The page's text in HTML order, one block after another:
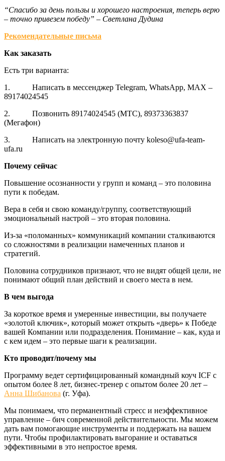
“Спасибо за день пользы и хорошего настроения, теперь верю
– точно привезем победу” – Светлана Дудина
Рекомендательные письма
Как заказать
Есть три варианта:
1. Написать в мессенджер Telegram, WhatsApp, MAX –
89174024545
2. Позвонить 89174024545 (МТС), 89373363837
(Мегафон)
3. Написать на электронную почту koleso@ufa-team-
ufa.ru
Почему сейчас
Повышение осознанности у групп и команд – это половина
пути к победам.
Вера в себя и свою команду/группу, соответствующий
эмоциональный настрой – это вторая половина.
Из-за «поломанных» коммуникаций компании сталкиваются
со сложностями в реализации намеченных планов и
стратегий.
Половина сотрудников признают, что не видят общей цели, не
понимают общий план действий и своего места в нем.
В чем выгода
За короткое время и умеренные инвестиции, вы получаете
«золотой ключик», который может открыть «дверь» к Победе
вашей Компании или подразделения. Понимание – как, куда и
с кем идем – это первые шаги к реализации.
Кто проводит/почему мы
Программу ведет сертифицированный командный коуч ICF с
опытом более 8 лет, бизнес-тренер с опытом более 20 лет –
Анна Шибанова (г. Уфа).
Мы понимаем, что перманентный стресс и неэффективное
управление – бич современной действительности. Мы можем
дать вам помогающие инструменты и поддержать на вашем
пути. Чтобы профилактировать выгорание и оставаться
эффективными в это непростое время.